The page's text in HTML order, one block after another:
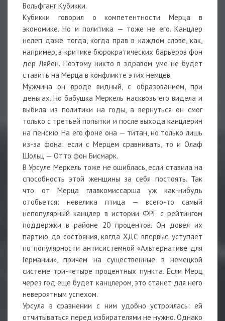
Вольфганг Кубикки.
Кубикки говорил о компетентности Мерца в
экономике. Но и политика — тоже не его. Канцлер
нелеп даже тогда, когда прав в каждом слове, как,
например, в критике бюрократических барьеров фон
дер Ляйен. Поэтому никто в здравом уме не будет
ставить на Мерца в конфликте этих немцев.
Мужчина он вроде видный, с образованием, при
деньгах. Но бабушка Меркель насквозь его видела и
выбила из политики на годы, а вернуться он смог
только с третьей попытки и после выхода канцлерин
на пенсию. На его фоне она — титан, но только лишь
из-за фона: если с Мерцем сравнивать, то и Олаф
Шольц — Отто фон Бисмарк.
В Урсуле Меркель тоже не ошиблась, если ставила на
способность этой женщины за себя постоять. Так
что от Мерца главкомиссарша уж как-нибудь
отобьется: невелика птица — всего-то самый
непопулярный канцлер в истории ФРГ с рейтингом
поддержки в районе 20 процентов. Он довел их
партию до состояния, когда ХДС впервые уступает
по популярности антисистемной «Альтернативе для
Германии», причем на существенные в немецкой
системе три-четыре процентных пункта. Если Мерц
через год еще будет канцлером, это станет для него
невероятным успехом.
Урсула в сравнении с ним удобно устроилась: ей
отчитываться перед избирателями не нужно. Однако